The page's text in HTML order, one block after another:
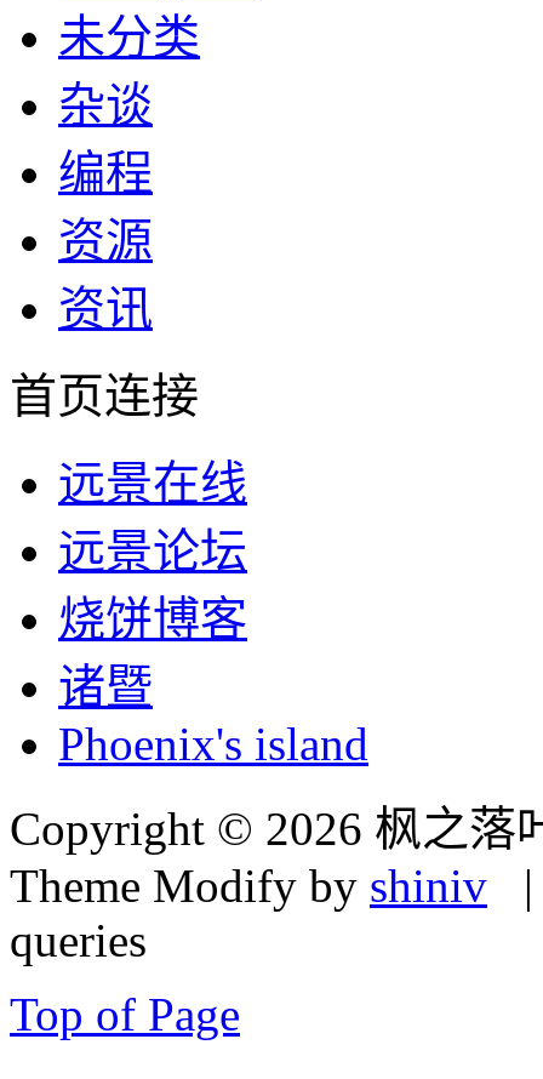
未分类
杂谈
编程
资源
资讯
首页连接
远景在线
远景论坛
烧饼博客
诸暨
Phoenix's island
Copyright © 2026 枫之落
Theme Modify by shiniv |
queries
Top of Page